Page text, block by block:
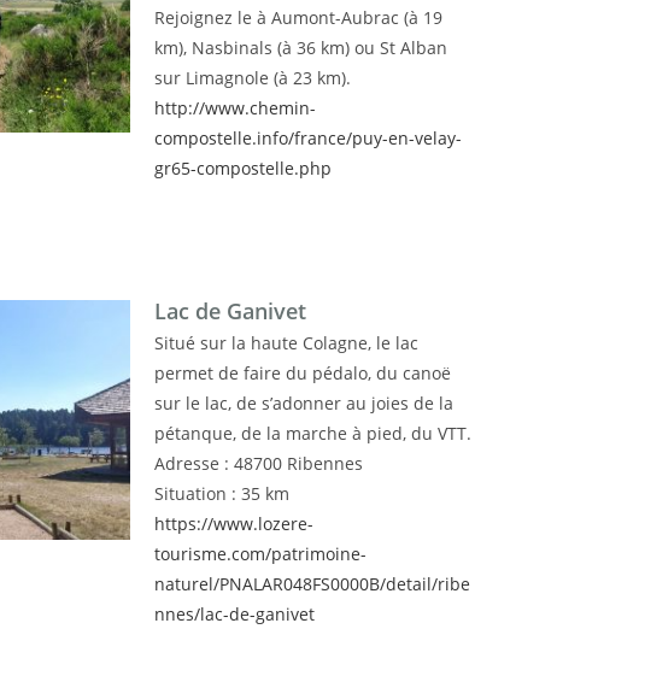
Rejoignez le à Aumont-Aubrac (à 19
km), Nasbinals (à 36 km) ou St Alban
sur Limagnole (à 23 km).
http://www.chemin-
compostelle.info/france/puy-en-velay-
gr65-compostelle.php
Lac de Ganivet
Situé sur la haute Colagne, le lac
permet de faire du pédalo, du canoë
sur le lac, de s’adonner au joies de la
pétanque, de la marche à pied, du VTT.
Adresse : 48700 Ribennes
Situation : 35 km
https://www.lozere-
tourisme.com/patrimoine-
naturel/PNALAR048FS0000B/detail/ribe
nnes/lac-de-ganivet